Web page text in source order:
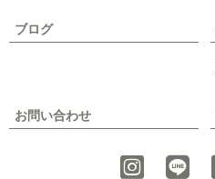
ブログ
お問い合わせ